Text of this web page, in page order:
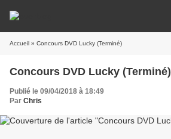
Accueil » Concours DVD Lucky (Terminé)
Concours DVD Lucky (Terminé)
Publié le 09/04/2018 à 18:49
Par Chris